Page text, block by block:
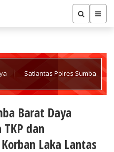
Satlantas Polres Sumba
Barat Daya
dan
Laka Lantas